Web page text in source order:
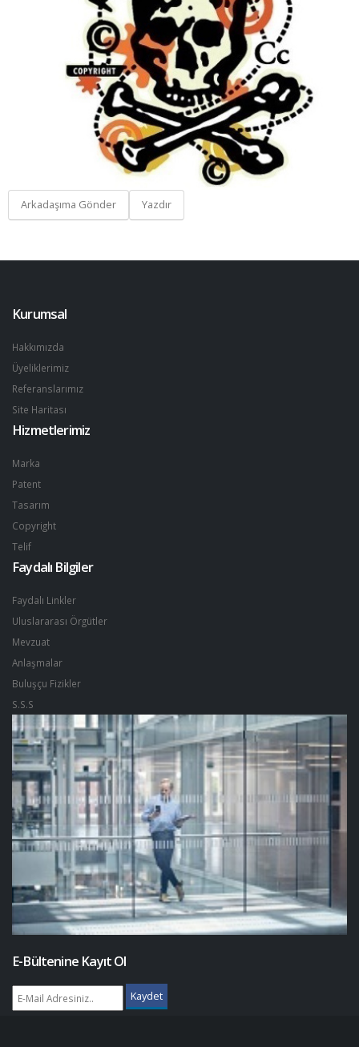
Arkadaşıma Gönder Yazdır
Kurumsal
Hakkımızda
Üyeliklerimiz
Referanslarımız
Site Haritası
Hizmetlerimiz
Marka
Patent
Tasarım
Copyright
Telif
Faydalı Bilgiler
Faydalı Linkler
Uluslararası Örgütler
Mevzuat
Anlaşmalar
Buluşçu Fizikler
S.S.S
E-Bültenine Kayıt Ol
Kaydet